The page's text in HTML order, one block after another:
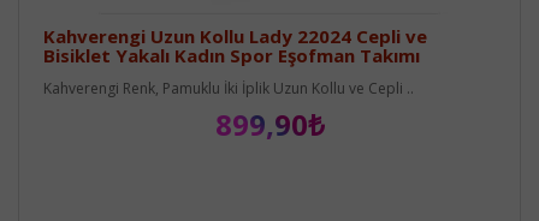
Kahverengi Uzun Kollu Lady 22024 Cepli ve
Bisiklet Yakalı Kadın Spor Eşofman Takımı
Kahverengi Renk, Pamuklu İki İplik Uzun Kollu ve Cepli ..
899,90₺